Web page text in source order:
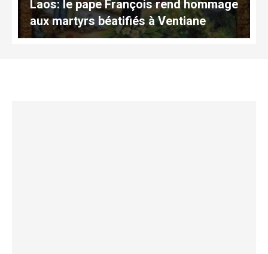
Laos: le pape François rend hommage
aux martyrs béatifiés à Ventiane